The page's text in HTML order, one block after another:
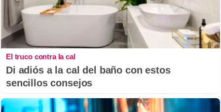
El truco contra la cal
Di adiós a la cal del baño con estos
sencillos consejos